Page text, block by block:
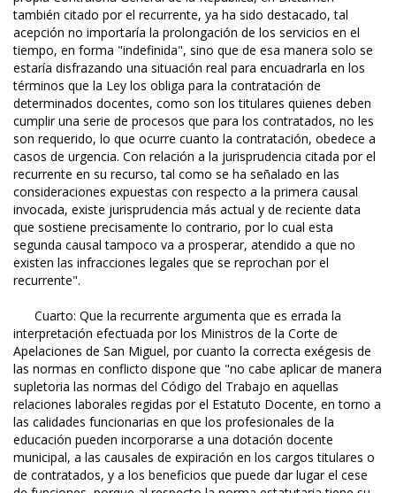
también citado por el recurrente, ya ha sido destacado, tal
acepción no importaría la prolongación de los servicios en el
tiempo, en forma "indefinida", sino que de esa manera solo se
estaría disfrazando una situación real para encuadrarla en los
términos que la Ley los obliga para la contratación de
determinados docentes, como son los titulares quienes deben
cumplir una serie de procesos que para los contratados, no les
son requerido, lo que ocurre cuanto la contratación, obedece a
casos de urgencia. Con relación a la jurisprudencia citada por el
recurrente en su recurso, tal como se ha señalado en las
consideraciones expuestas con respecto a la primera causal
invocada, existe jurisprudencia más actual y de reciente data
que sostiene precisamente lo contrario, por lo cual esta
segunda causal tampoco va a prosperar, atendido a que no
existen las infracciones legales que se reprochan por el
recurrente".
Cuarto: Que la recurrente argumenta que es errada la
interpretación efectuada por los Ministros de la Corte de
Apelaciones de San Miguel, por cuanto la correcta exégesis de
las normas en conflicto dispone que "no cabe aplicar de manera
supletoria las normas del Código del Trabajo en aquellas
relaciones laborales regidas por el Estatuto Docente, en torno a
las calidades funcionarias en que los profesionales de la
educación pueden incorporarse a una dotación docente
municipal, a las causales de expiración en los cargos titulares o
de contratados, y a los beneficios que puede dar lugar el cese